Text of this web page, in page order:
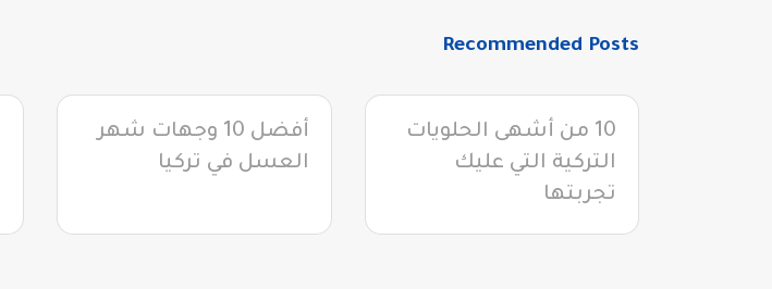
Recommended Posts
10 من أشهى الحلويات
التركية التي عليك
تجربتها
أفضل 10 وجهات شهر
العسل في تركيا